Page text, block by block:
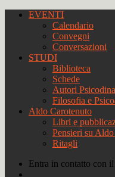
EVENTI
Calendario
Convegni
Conversazioni
STUDI
Biblioteca
Schede
Autori
Filosofia e
Aldo Carotenuto
Libri e
Pensieri su
Ritagli
Entra in contatto con